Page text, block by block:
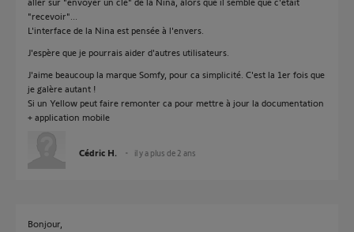
"recevoir"...
L'interface de la Nina est pensée à l'envers.
J'espère que je pourrais aider d'autres utilisateurs.
J'aime beaucoup la marque Somfy, pour ca simplicité. C'est la 1er fois que
je galère autant !
Si un Yellow peut faire remonter ca pour mettre à jour la documentation
+ application mobile
Cédric H. il y a plus de 2 ans
Bonjour,